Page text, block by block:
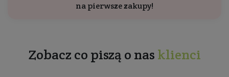
na pierwsze zakupy!
Zobacz co piszą o nas klienci